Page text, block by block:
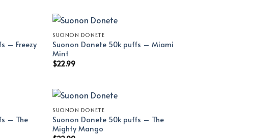
– Freezy
SUONON DONETE
Suonon Donete 50k puffs – Miami
Mint
$22.99
– The
SUONON DONETE
Suonon Donete 50k puffs – The
Mighty Mango